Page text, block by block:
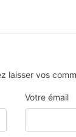
laisser vos
Votre émail